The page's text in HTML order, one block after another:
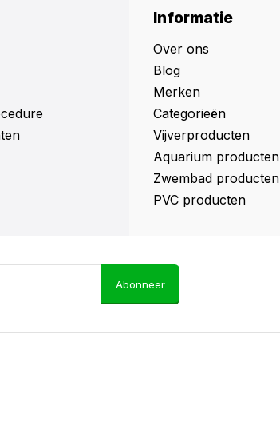
Informatie
Over ons
Blog
Merken
Categorieën
Vijverproducten
Aquarium producten
Zwembad producten
PVC producten
Abonneer